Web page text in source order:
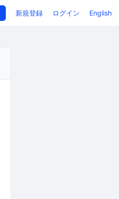
新規登録 ログイン English